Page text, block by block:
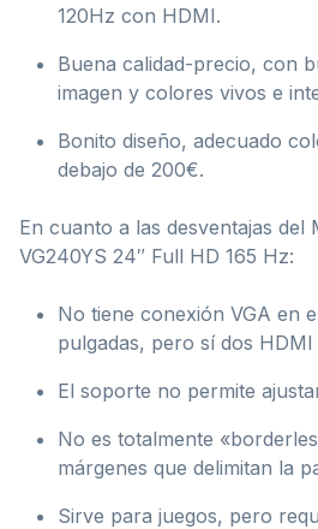
120Hz con HDMI.
Buena calidad-precio, con
imagen y colores vivos e
Bonito diseño, adecuado
debajo de 200€.
En cuanto a las desventajas
VG240YS 24″ Full HD 165 Hz:
No tiene conexión VGA en
pulgadas, pero sí dos
El soporte no permite
No es totalmente
márgenes que delimitan la
Sirve para juegos, pero